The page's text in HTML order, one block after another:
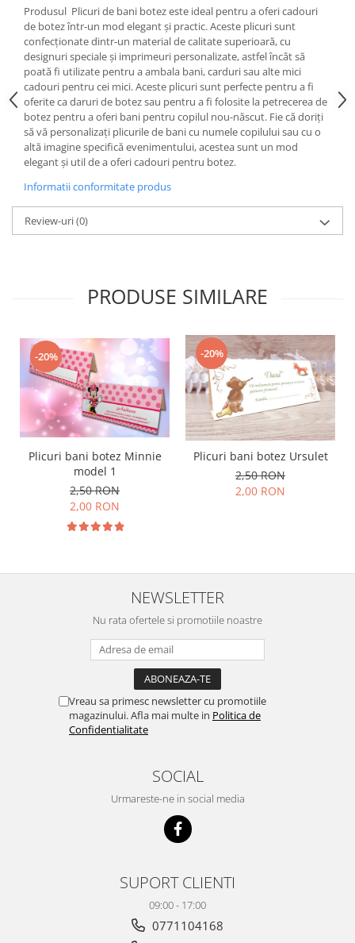
Produsul Plicuri de bani botez este ideal pentru a oferi cadouri
de botez într-un mod elegant și practic. Aceste plicuri sunt
confecționate dintr-un material de calitate superioară, cu
designuri speciale și imprimeuri personalizate, astfel încât să
poată fi utilizate pentru a ambala bani, carduri sau alte mici
cadouri pentru cei mici. Aceste plicuri sunt perfecte pentru a fi
oferite ca daruri de botez sau pentru a fi folosite la petrecerea de
botez pentru a oferi bani pentru copilul nou-născut. Fie că doriți
să vă personalizați plicurile de bani cu numele copilului sau cu o
altă imagine specifică evenimentului, acestea sunt un mod
elegant și util de a oferi cadouri pentru botez.
Informatii conformitate produs
Review-uri(0)
PRODUSE SIMILARE
-20%
Plicuri bani botez Minnie
model 1
2,50 RON
2,00 RON
-20%
Plicuri bani botez Ursulet
2,50 RON
2,00 RON
NEWSLETTER
Nu rata ofertele si promotiile noastre
Vreau sa primesc newsletter cu promotiile
magazinului. Afla mai multe in Politica de
Confidentialitate
SOCIAL
Urmareste-ne in social media
SUPORT CLIENTI
09:00 - 17:00
0771104168